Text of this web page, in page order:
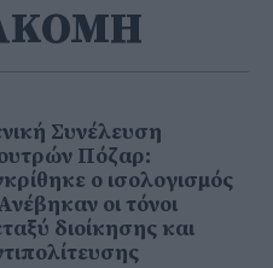
Συνέλευση
Πόζαρ:
ο ισολογισμός
οι τόνοι
διοίκησης και